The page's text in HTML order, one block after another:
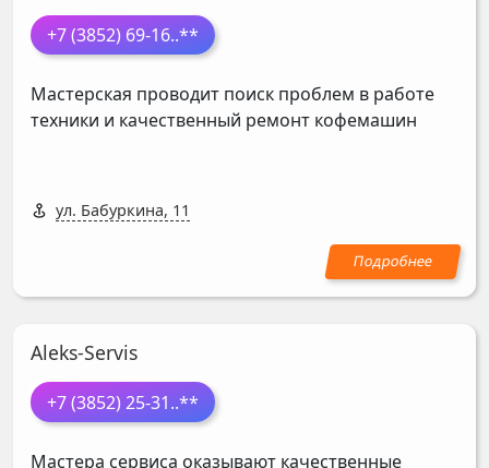
+7 (3852) 69-16..**
Мастерская проводит поиск проблем в работе
техники и качественный ремонт кофемашин
ул. Бабуркина, 11
Aleks-Servis
+7 (3852) 25-31..**
Мастера сервиса оказывают качественные